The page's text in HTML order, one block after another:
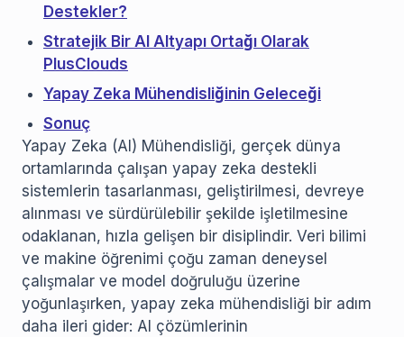
Destekler?
Stratejik Bir AI Altyapı Ortağı Olarak
PlusClouds
Yapay Zeka Mühendisliğinin Geleceği
Sonuç
Yapay Zeka (AI) Mühendisliği, gerçek dünya
ortamlarında çalışan yapay zeka destekli
sistemlerin tasarlanması, geliştirilmesi, devreye
alınması ve sürdürülebilir şekilde işletilmesine
odaklanan, hızla gelişen bir disiplindir. Veri bilimi
ve makine öğrenimi çoğu zaman deneysel
çalışmalar ve model doğruluğu üzerine
yoğunlaşırken, yapay zeka mühendisliği bir adım
daha ileri gider: AI çözümlerinin